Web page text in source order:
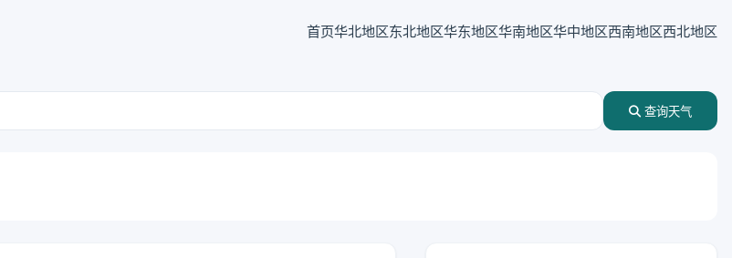
首页华北地区东北地区华东地区华南地区华中地区西南地区西北地区
查询天气